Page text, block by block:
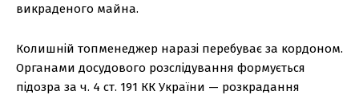
викраденого майна.
Колишній топменеджер наразі перебуває за кордоном.
Органами досудового розслідування формується
підозра за ч. 4 ст. 191 КК України — розкрадання